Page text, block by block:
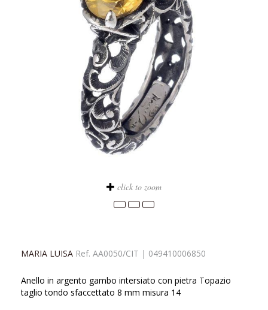
click to zoom
MARIA LUISA Ref. AA0050/CIT | 049410006850
Anello in argento gambo intersiato con pietra Topazio
taglio tondo sfaccettato 8 mm misura 14